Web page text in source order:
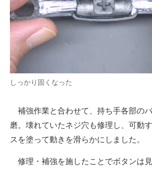
しっかり固くなった
補強作業と合わせて、持ち手各部の
磨。壊れていたネジ穴も修理し、可動
スを塗って動きを滑らかにしました。
修理・補強を施したことでボタンは